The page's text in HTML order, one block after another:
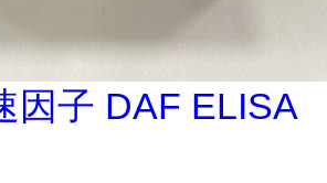
因子 DAF ELISA